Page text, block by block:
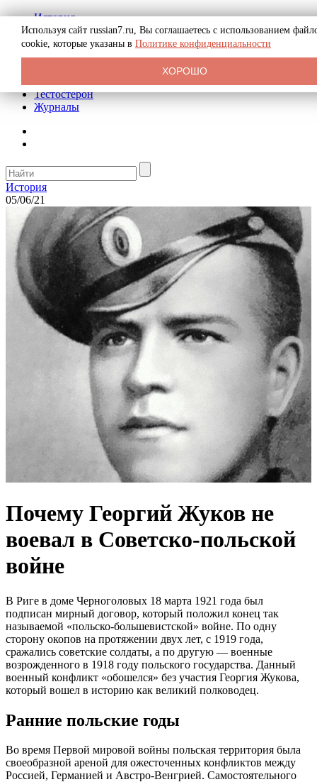
История
Биография
Криминал
Реклама на сайте
Тестостерон
Журналы
История
05/06/21
Почему Георгий Жуков не
воевал в Советско-польской
войне
В Риге в доме Черноголовых 18 марта 1921 года был
подписан мирный договор, который положил конец так
называемой «польско-большевистской» войне. По одну
сторону окопов на протяжении двух лет, с 1919 года,
сражались советские солдаты, а по другую — военные
возрожденного в 1918 году польского государства. Данный
военный конфликт «обошелся» без участия Георгия Жукова,
который вошел в историю как великий полководец.
Ранние польские годы
Во время Первой мировой войны польская территория была
своеобразной ареной для ожесточенных конфликтов между
Россией, Германией и Австро-Венгрией. Самостоятельного
Используя сайт russian7.ru, Вы соглашаетесь с использованием
cookie, которые указаны в Политике конфиденциальности
ХОРОШО